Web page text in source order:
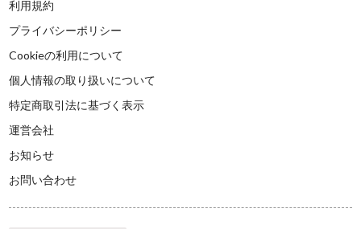
利用規約
プライバシーポリシー
Cookieの利用について
個人情報の取り扱いについて
特定商取引法に基づく表示
運営会社
お知らせ
お問い合わせ